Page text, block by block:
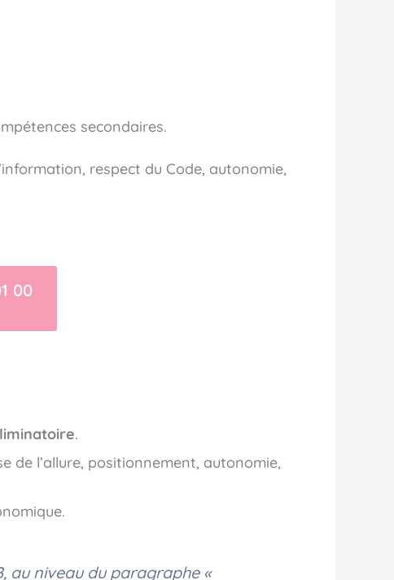
secondaires.
respect du Code, autonomie,
00
.
de l’allure, positionnement, autonomie,
au niveau du paragraphe «